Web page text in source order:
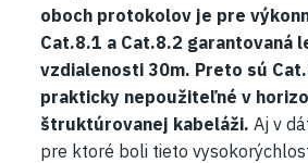
oboch protokolov je pre
Cat.8.1 a Cat.8.2 garantovaná
vzdialenosti 30m. Preto sú
prakticky nepoužiteľné v
štruktúrovanej kabeláži. Aj v
pre ktoré boli tieto